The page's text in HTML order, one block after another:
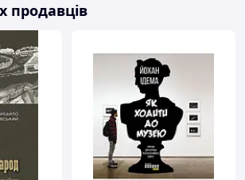
продавців